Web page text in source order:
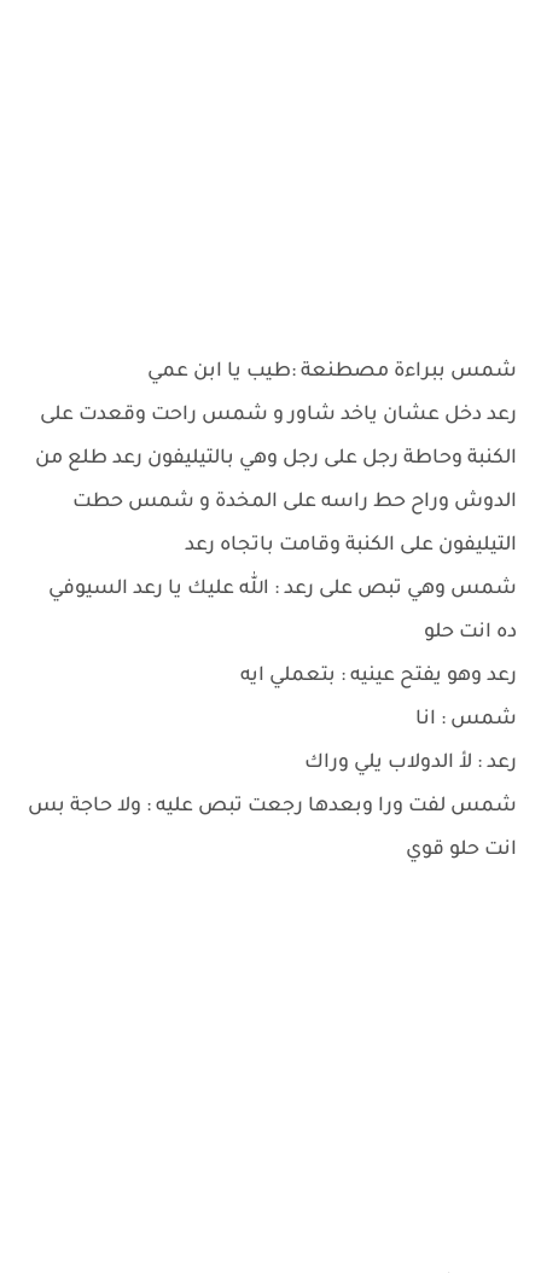
شمس ببراءة مصطنعة :طيب يا ابن عمي
رعد دخل عشان ياخد شاور و شمس راحت وقعدت على
الكنبة وحاطة رجل على رجل وهي بالتيليفون رعد طلع من
الدوش وراح حط راسه على المخدة و شمس حطت
التيليفون على الكنبة وقامت باتجاه رعد
شمس وهي تبص على رعد : الله عليك يا رعد السيوفي
ده انت حلو
رعد وهو يفتح عينيه : بتعملي ايه
شمس : انا
رعد : لأ الدولاب يلي وراك
شمس لفت ورا وبعدها رجعت تبص عليه : ولا حاجة بس
انت حلو قوي